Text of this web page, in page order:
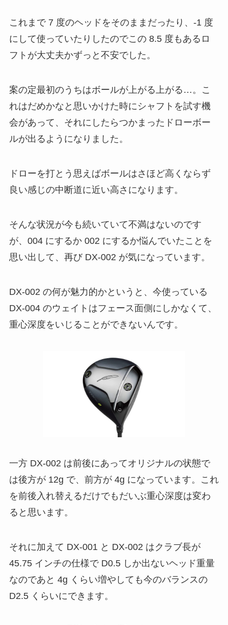
これまで 7 度のヘッドをそのままだったり、-1 度
にして使っていたりしたのでこの 8.5 度もあるロ
フトが大丈夫かずっと不安でした。
案の定最初のうちはボールが上がる上がる…。こ
れはだめかなと思いかけた時にシャフトを試す機
会があって、それにしたらつかまったドローボー
ルが出るようになりました。
ドローを打とう思えばボールはさほど高くならず
良い感じの中断道に近い高さになります。
そんな状況が今も続いていて不満はないのです
が、004 にするか 002 にするか悩んでいたことを
思い出して、再び DX-002 が気になっています。
DX-002 の何が魅力的かというと、今使っている
DX-004 のウェイトはフェース面側にしかなくて、
重心深度をいじることができないんです。
一方 DX-002 は前後にあってオリジナルの状態で
は後方が 12g で、前方が 4g になっています。これ
を前後入れ替えるだけでもだいぶ重心深度は変わ
ると思います。
それに加えて DX-001 と DX-002 はクラブ長が
45.75 インチの仕様で D0.5 しか出ないヘッド重量
なのであと 4g くらい増やしても今のバランスの
D2.5 くらいにできます。